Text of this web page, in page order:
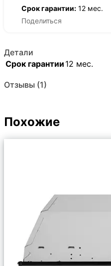
Срок гарантии: 12 мес.
Поделиться
Детали
Срок гарантии 12 мес.
Отзывы (1)
Похожие